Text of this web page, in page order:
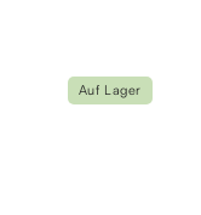
Auf Lager